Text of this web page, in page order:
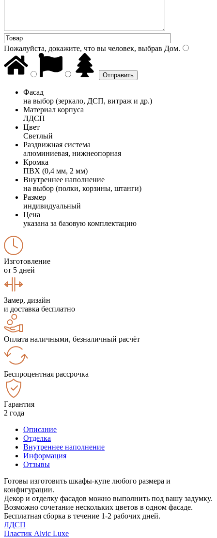
Пожалуйста, докажите, что вы человек, выбрав Дом.
Фасад
на выбор (зеркало, ДСП, витраж и др.)
Материал корпуса
ЛДСП
Цвет
Светлый
Раздвижная система
алюминиевая, нижнеопорная
Кромка
ПВХ (0,4 мм, 2 мм)
Внутреннее наполнение
на выбор (полки, корзины, штанги)
Размер
индивидуальный
Цена
указана за базовую комплектацию
Изготовление
от 5 дней
Замер, дизайн
и доставка бесплатно
Оплата наличными, безналичный расчёт
Беспроцентная рассрочка
Гарантия
2 года
Описание
Отделка
Внутреннее наполнение
Информация
Отзывы
Готовы изготовить шкафы-купе любого размера и
конфигурации.
Декор и отделку фасадов можно выполнить под вашу задумку.
Возможно сочетание нескольких цветов в одном фасаде.
Бесплатная сборка в течение 1-2 рабочих дней.
ЛДСП
Пластик Alvic Luxe